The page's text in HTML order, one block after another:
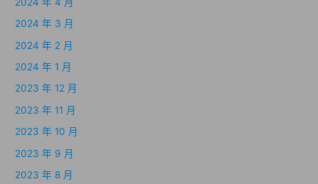
2024 年 3 月
2024 年 2 月
2024 年 1 月
2023 年 12 月
2023 年 11 月
2023 年 10 月
2023 年 9 月
2023 年 8 月